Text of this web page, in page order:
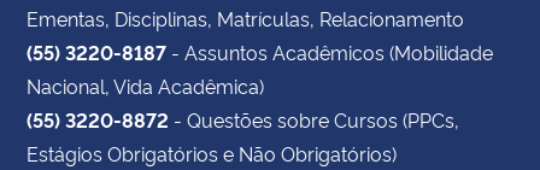
Ementas, Disciplinas, Matrículas, Relacionamento
(55) 3220-8187 - Assuntos Acadêmicos (Mobilidade
Nacional, Vida Acadêmica)
(55) 3220-8872 - Questões sobre Cursos (PPCs,
Estágios Obrigatórios e Não Obrigatórios)